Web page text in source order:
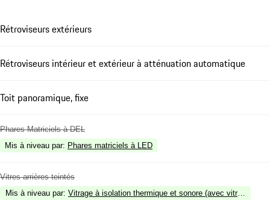
Rétroviseurs extérieurs
Rétroviseurs intérieur et extérieur à atténuation automatique
Toit panoramique, fixe
Phares Matriciels à DEL
Mis à niveau par: Phares matriciels à LED
Vitres arrières teintés
Mis à niveau par: Vitrage à isolation thermique et sonore (avec vitres